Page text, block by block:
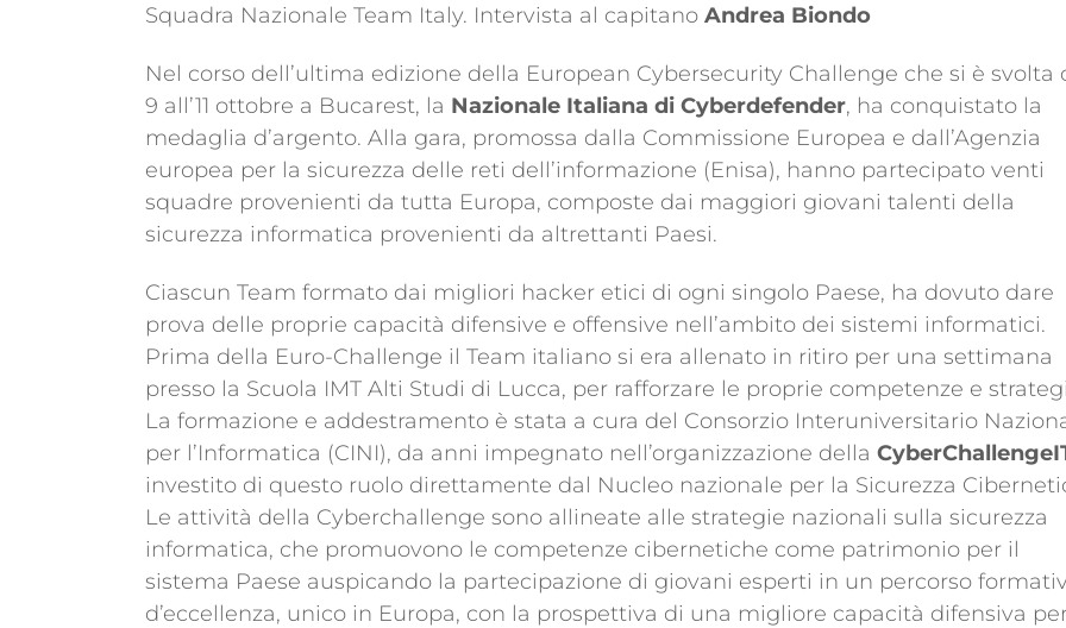
Squadra Nazionale Team Italy. Intervista al capitano Andrea Biondo
Nel corso dell’ultima edizione della European Cybersecurity Challenge che si è svolta
9 all’11 ottobre a Bucarest, la Nazionale Italiana di Cyberdefender, ha conquistato la
medaglia d’argento. Alla gara, promossa dalla Commissione Europea e dall’Agenzia
europea per la sicurezza delle reti dell’informazione (Enisa), hanno partecipato venti
squadre provenienti da tutta Europa, composte dai maggiori giovani talenti della
sicurezza informatica provenienti da altrettanti Paesi.
Ciascun Team formato dai migliori hacker etici di ogni singolo Paese, ha dovuto dare
prova delle proprie capacità difensive e offensive nell’ambito dei sistemi informatici.
Prima della Euro-Challenge il Team italiano si era allenato in ritiro per una settimana
presso la Scuola IMT Alti Studi di Lucca, per rafforzare le proprie competenze e
La formazione e addestramento è stata a cura del Consorzio Interuniversitario
per l’Informatica (CINI), da anni impegnato nell’organizzazione della
investito di questo ruolo direttamente dal Nucleo nazionale per la Sicurezza
Le attività della Cyberchallenge sono allineate alle strategie nazionali sulla sicurezza
informatica, che promuovono le competenze cibernetiche come patrimonio per il
sistema Paese auspicando la partecipazione di giovani esperti in un percorso
d’eccellenza, unico in Europa, con la prospettiva di una migliore capacità difensiva